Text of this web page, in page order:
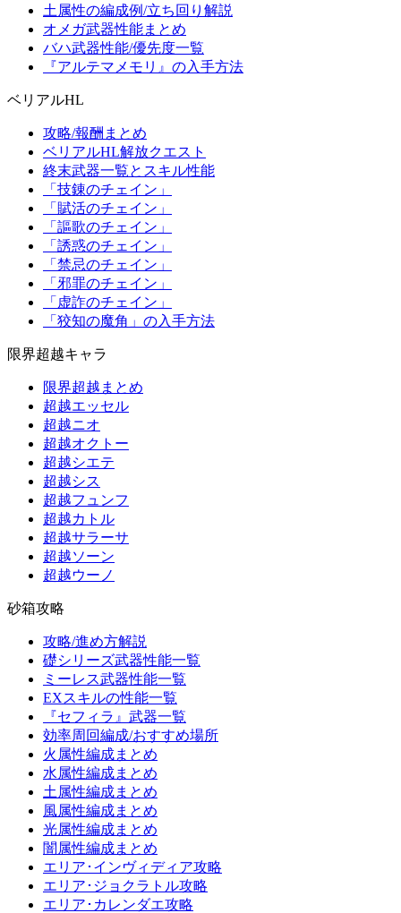
土属性の編成例/立ち回り解説
オメガ武器性能まとめ
バハ武器性能/優先度一覧
『アルテマメモリ』の入手方法
ベリアルHL
攻略/報酬まとめ
ベリアルHL解放クエスト
終末武器一覧とスキル性能
「技錬のチェイン」
「賦活のチェイン」
「謳歌のチェイン」
「誘惑のチェイン」
「禁忌のチェイン」
「邪罪のチェイン」
「虚詐のチェイン」
「狡知の魔角」の入手方法
限界超越キャラ
限界超越まとめ
超越エッセル
超越ニオ
超越オクトー
超越シエテ
超越シス
超越フュンフ
超越カトル
超越サラーサ
超越ソーン
超越ウーノ
砂箱攻略
攻略/進め方解説
礎シリーズ武器性能一覧
ミーレス武器性能一覧
EXスキルの性能一覧
『セフィラ』武器一覧
効率周回編成/おすすめ場所
火属性編成まとめ
水属性編成まとめ
土属性編成まとめ
風属性編成まとめ
光属性編成まとめ
闇属性編成まとめ
エリア･インヴィディア攻略
エリア･ジョクラトル攻略
エリア･カレンダエ攻略